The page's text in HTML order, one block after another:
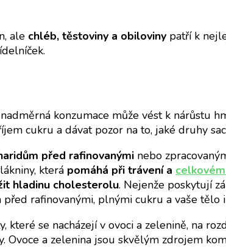
ale chléb, těstoviny a obiloviny patří k
konzumace může vést k nárůstu
cukru a dávat pozor na to, jaké druhy
před rafinovanými nebo
která pomáhá při trávení a
hladinu cholesterolu. Nejenže poskytují
rafinovanými, plnými cukru a vaše tělo
které se nacházejí v ovoci a zelenině, na
Ovoce a zelenina jsou skvělým zdrojem